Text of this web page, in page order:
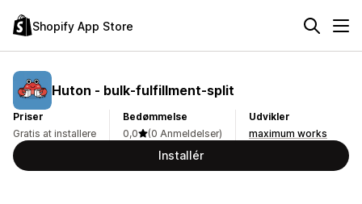
Shopify App Store
Huton ‑ bulk‑fulfillment‑split
Priser
Gratis at installere
Bedømmelse
0,0
(0 Anmeldelser)
Udvikler
maximum works
Installér